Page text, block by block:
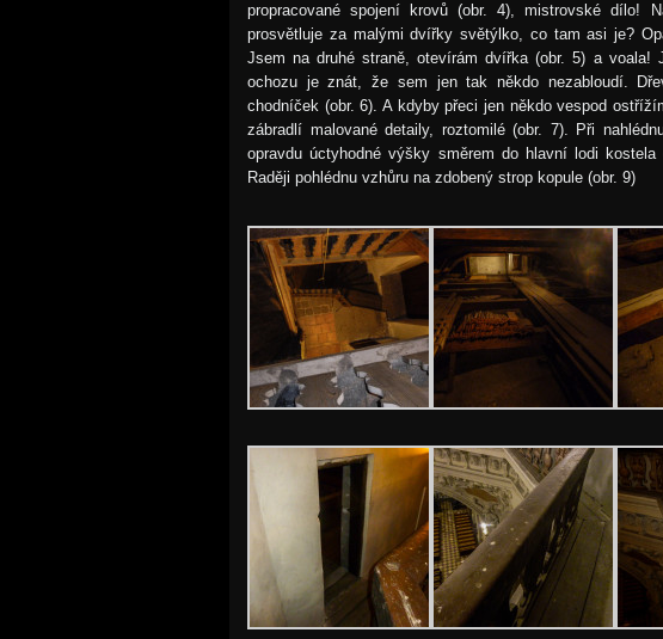
propracované spojení krovů (obr. 4), mistrovské dílo!
prosvětluje za malými dvířky světýlko, co tam asi je?
Jsem na druhé straně, otevírám dvířka (obr. 5) a voala!
ochozu je znát, že sem jen tak někdo nezabloudí.
chodníček (obr. 6). A kdyby přeci jen někdo vespod
zábradlí malované detaily, roztomilé (obr. 7). Při
opravdu úctyhodné výšky směrem do hlavní lodi
Raději pohlédnu vzhůru na zdobený strop kopule (obr. 9)